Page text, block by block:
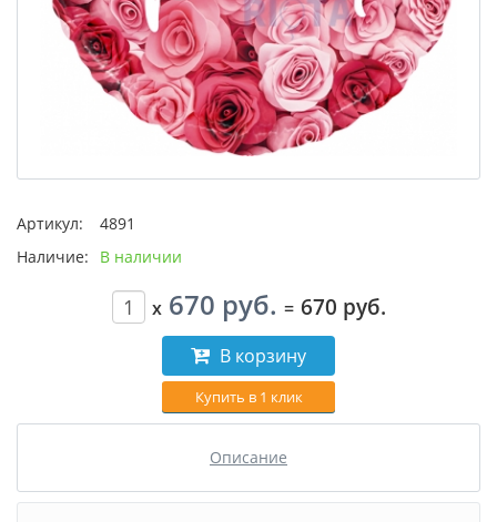
Артикул:
4891
Наличие:
В наличии
x 670 руб. = 670 руб.
В корзину
Купить в 1 клик
Описание